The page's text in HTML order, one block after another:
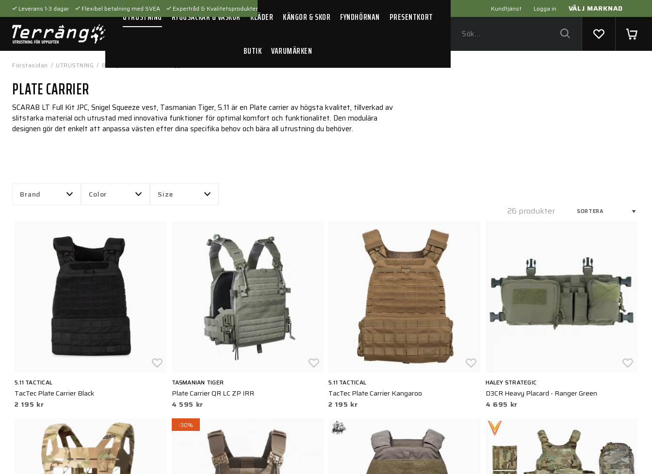
Kundtjänst Logga in VÄLJ MARKNAD
Leverans 1-3 dagar Flexibel betalning med SVEA Expertråd & Kvalitetsprodukter
UTRUSTNING RYGGSÄCKAR & VÄSKOR KLÄDER KÄNGOR & SKOR FYNDHÖRNAN PRESENTKORT
BUTIK VARUMÄRKEN
Förstasidan / UTRUSTNING / Bärsystem
PLATE CARRIER
SCARAB LT Full Kit JPC, Snigel Squeeze vest, Tasmanian Tiger, 5.11 är en Plate carrier av högsta kvalitet, tillverkad av
slitstarka material och utrustad med innovativa funktioner för optimal komfort och funktionalitet. Den modulära
designen gör det enkelt att anpassa västen efter dina specifika behov och bära all utrustning du behöver.
Brand Color Size
26 produkter
5.11 TACTICAL
TacTec Plate Carrier Black
2 195 kr
TASMANIAN TIGER
Plate Carrier QR LC ZP IRR
4 595 kr
5.11 TACTICAL
TacTec Plate Carrier Kangaroo
2 195 kr
HALEY STRATEGIC
D3CR Heavy Placard - Ranger Green
4 695 kr
-30%